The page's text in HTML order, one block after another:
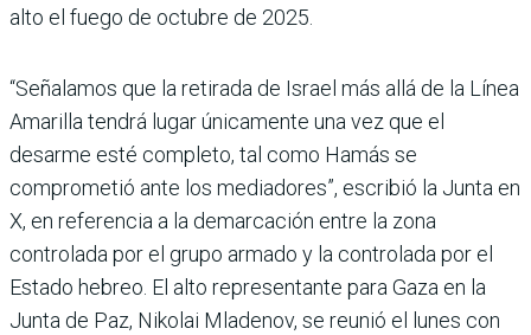
alto el fuego de octubre de 2025.
“Señalamos que la retirada de Israel más allá de la Línea
Amarilla tendrá lugar únicamente una vez que el
desarme esté completo, tal como Hamás se
comprometió ante los mediadores”, escribió la Junta en
X, en referencia a la demarcación entre la zona
controlada por el grupo armado y la controlada por el
Estado hebreo. El alto representante para Gaza en la
Junta de Paz, Nikolai Mladenov, se reunió el lunes con